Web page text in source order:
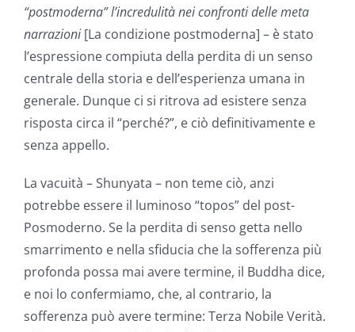
“postmoderna” l’incredulità nei confronti delle meta
narrazioni [La condizione postmoderna] – è stato
l’espressione compiuta della perdita di un senso
centrale della storia e dell’esperienza umana in
generale. Dunque ci si ritrova ad esistere senza
risposta circa il “perché?”, e ciò definitivamente e
senza appello.
La vacuità – Shunyata – non teme ciò, anzi
potrebbe essere il luminoso “topos” del post-
Posmoderno. Se la perdita di senso getta nello
smarrimento e nella sfiducia che la sofferenza più
profonda possa mai avere termine, il Buddha dice,
e noi lo confermiamo, che, al contrario, la
sofferenza può avere termine: Terza Nobile Verità.